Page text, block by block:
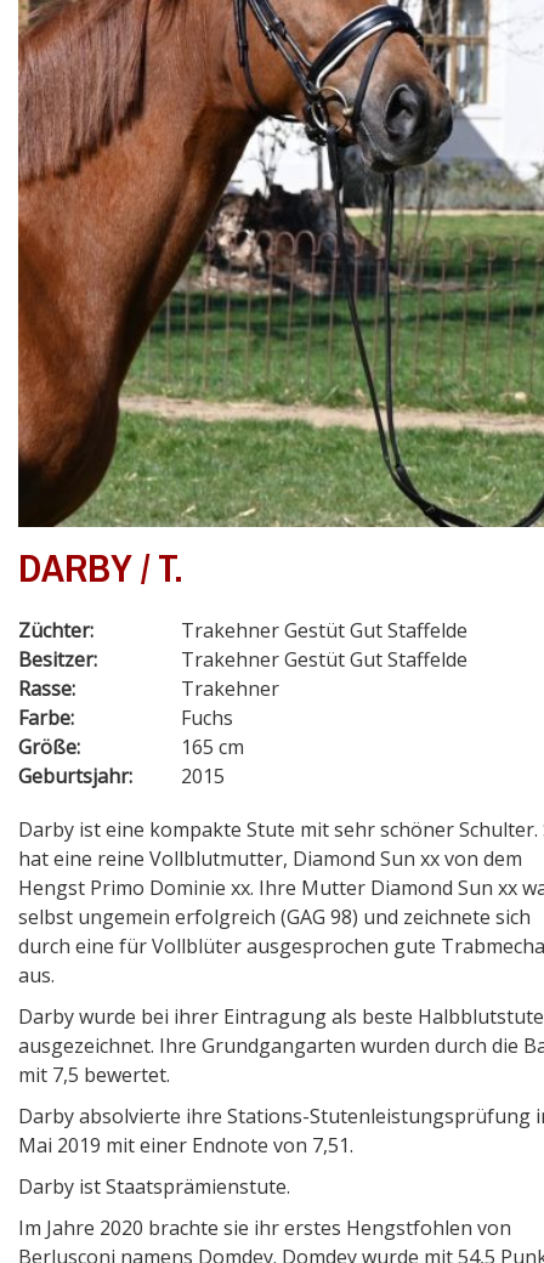
DARBY / T.
Züchter:
Trakehner Gestüt Gut Staffelde
Besitzer:
Trakehner Gestüt Gut Staffelde
Rasse:
Trakehner
Farbe:
Fuchs
Größe:
165 cm
Geburtsjahr:
2015
Darby ist eine kompakte Stute mit sehr schöner Schulter.
hat eine reine Vollblutmutter, Diamond Sun xx von dem
Hengst Primo Dominie xx. Ihre Mutter Diamond Sun xx
selbst ungemein erfolgreich (GAG 98) und zeichnete sich
durch eine für Vollblüter ausgesprochen gute
aus.
Darby wurde bei ihrer Eintragung als beste Halbblutstute
ausgezeichnet. Ihre Grundgangarten wurden durch die
mit 7,5 bewertet.
Darby absolvierte ihre Stations-Stutenleistungsprüfung
Mai 2019 mit einer Endnote von 7,51.
Darby ist Staatsprämienstute.
Im Jahre 2020 brachte sie ihr erstes Hengstfohlen von
Berlusconi namens Domdey. Domdey wurde mit 54,5